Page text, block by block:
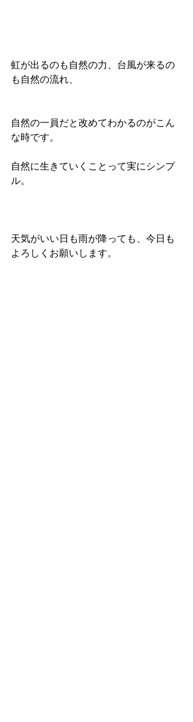
虹が出るのも自然の力、台風が来るの
も自然の流れ、
自然の一員だと改めてわかるのがこん
な時です。
自然に生きていくことって実にシンプ
ル。
天気がいい日も雨が降っても、今日も
よろしくお願いします。